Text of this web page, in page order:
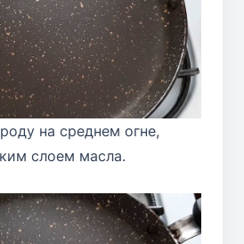
на среднем огне,
слоем масла.